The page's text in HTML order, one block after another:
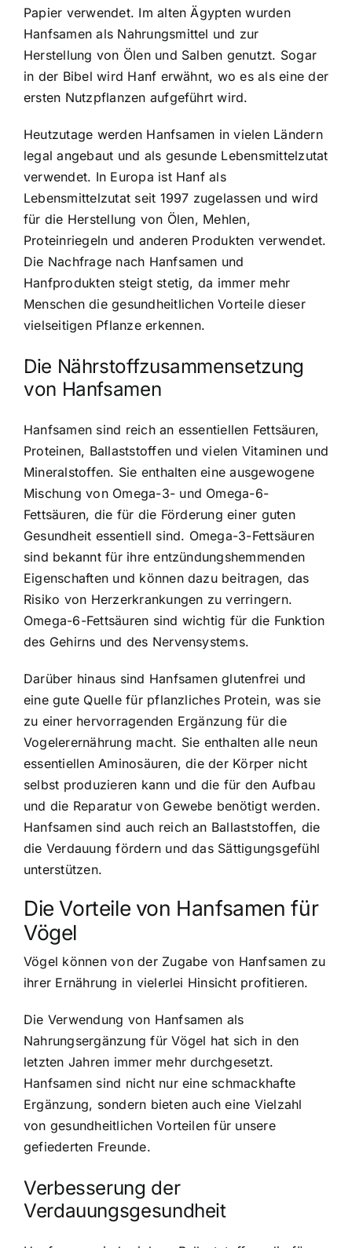
Papier verwendet. Im alten Ägypten wurden
Hanfsamen als Nahrungsmittel und zur
Herstellung von Ölen und Salben genutzt. Sogar
in der Bibel wird Hanf erwähnt, wo es als eine der
ersten Nutzpflanzen aufgeführt wird.
Heutzutage werden Hanfsamen in vielen Ländern
legal angebaut und als gesunde Lebensmittelzutat
verwendet. In Europa ist Hanf als
Lebensmittelzutat seit 1997 zugelassen und wird
für die Herstellung von Ölen, Mehlen,
Proteinriegeln und anderen Produkten verwendet.
Die Nachfrage nach Hanfsamen und
Hanfprodukten steigt stetig, da immer mehr
Menschen die gesundheitlichen Vorteile dieser
vielseitigen Pflanze erkennen.
Die Nährstoffzusammensetzung
von Hanfsamen
Hanfsamen sind reich an essentiellen Fettsäuren,
Proteinen, Ballaststoffen und vielen Vitaminen und
Mineralstoffen. Sie enthalten eine ausgewogene
Mischung von Omega-3- und Omega-6-
Fettsäuren, die für die Förderung einer guten
Gesundheit essentiell sind. Omega-3-Fettsäuren
sind bekannt für ihre entzündungshemmenden
Eigenschaften und können dazu beitragen, das
Risiko von Herzerkrankungen zu verringern.
Omega-6-Fettsäuren sind wichtig für die Funktion
des Gehirns und des Nervensystems.
Darüber hinaus sind Hanfsamen glutenfrei und
eine gute Quelle für pflanzliches Protein, was sie
zu einer hervorragenden Ergänzung für die
Vogelerernährung macht. Sie enthalten alle neun
essentiellen Aminosäuren, die der Körper nicht
selbst produzieren kann und die für den Aufbau
und die Reparatur von Gewebe benötigt werden.
Hanfsamen sind auch reich an Ballaststoffen, die
die Verdauung fördern und das Sättigungsgefühl
unterstützen.
Die Vorteile von Hanfsamen für
Vögel
Vögel können von der Zugabe von Hanfsamen zu
ihrer Ernährung in vielerlei Hinsicht profitieren.
Die Verwendung von Hanfsamen als
Nahrungsergänzung für Vögel hat sich in den
letzten Jahren immer mehr durchgesetzt.
Hanfsamen sind nicht nur eine schmackhafte
Ergänzung, sondern bieten auch eine Vielzahl
von gesundheitlichen Vorteilen für unsere
gefiederten Freunde.
Verbesserung der
Verdauungsgesundheit